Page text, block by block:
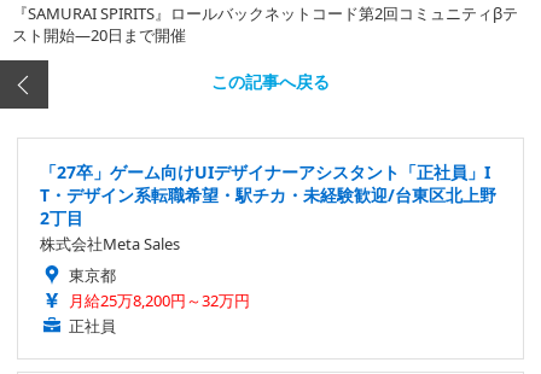
『SAMURAI SPIRITS』ロールバックネットコード第2回コミュニティβテ
スト開始―20日まで開催
この記事へ戻る
「27卒」ゲーム向けUIデザイナーアシスタント「正社員」I
T・デザイン系転職希望・駅チカ・未経験歓迎/台東区北上野
2丁目
株式会社Meta Sales
東京都
月給25万8,200円～32万円
正社員